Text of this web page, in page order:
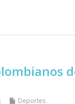
Deportes